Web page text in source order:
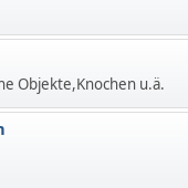
Objekte,Knochen u.ä.